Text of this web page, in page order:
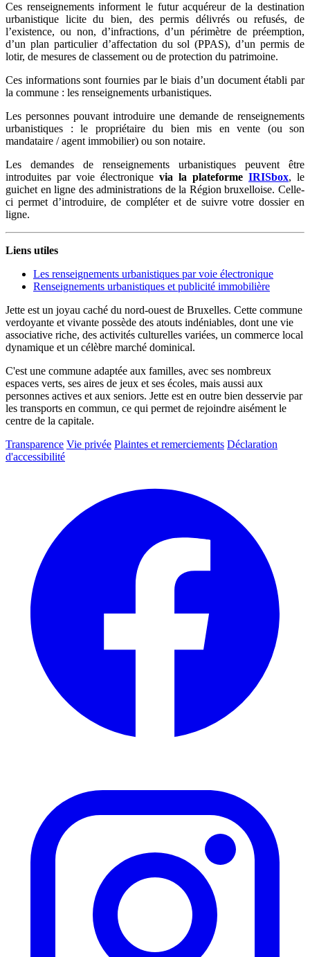
Ces renseignements informent le futur acquéreur de la destination
urbanistique licite du bien, des permis délivrés ou refusés, de
l’existence, ou non, d’infractions, d’un périmètre de préemption,
d’un plan particulier d’affectation du sol (PPAS), d’un permis de
lotir, de mesures de classement ou de protection du patrimoine.
Ces informations sont fournies par le biais d’un document établi par
la commune : les renseignements urbanistiques.
Les personnes pouvant introduire une demande de renseignements
urbanistiques : le propriétaire du bien mis en vente (ou son
mandataire / agent immobilier) ou son notaire.
Les demandes de renseignements urbanistiques peuvent être
introduites par voie électronique via la plateforme IRISbox, le
guichet en ligne des administrations de la Région bruxelloise. Celle-
ci permet d’introduire, de compléter et de suivre votre dossier en
ligne.
Liens utiles
Les renseignements urbanistiques par voie électronique
Renseignements urbanistiques et publicité immobilière
Jette est un joyau caché du nord-ouest de Bruxelles. Cette commune
verdoyante et vivante possède des atouts indéniables, dont une vie
associative riche, des activités culturelles variées, un commerce local
dynamique et un célèbre marché dominical.
C'est une commune adaptée aux familles, avec ses nombreux
espaces verts, ses aires de jeux et ses écoles, mais aussi aux
personnes actives et aux seniors. Jette est en outre bien desservie par
les transports en commun, ce qui permet de rejoindre aisément le
centre de la capitale.
Transparence Vie privée Plaintes et remerciements Déclaration
d'accessibilité